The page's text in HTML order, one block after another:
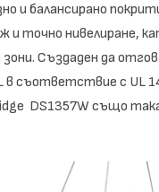
и балансирано
и точно нивелиране,
зони. Създаден да
в съответствие с UL
DS1357W също